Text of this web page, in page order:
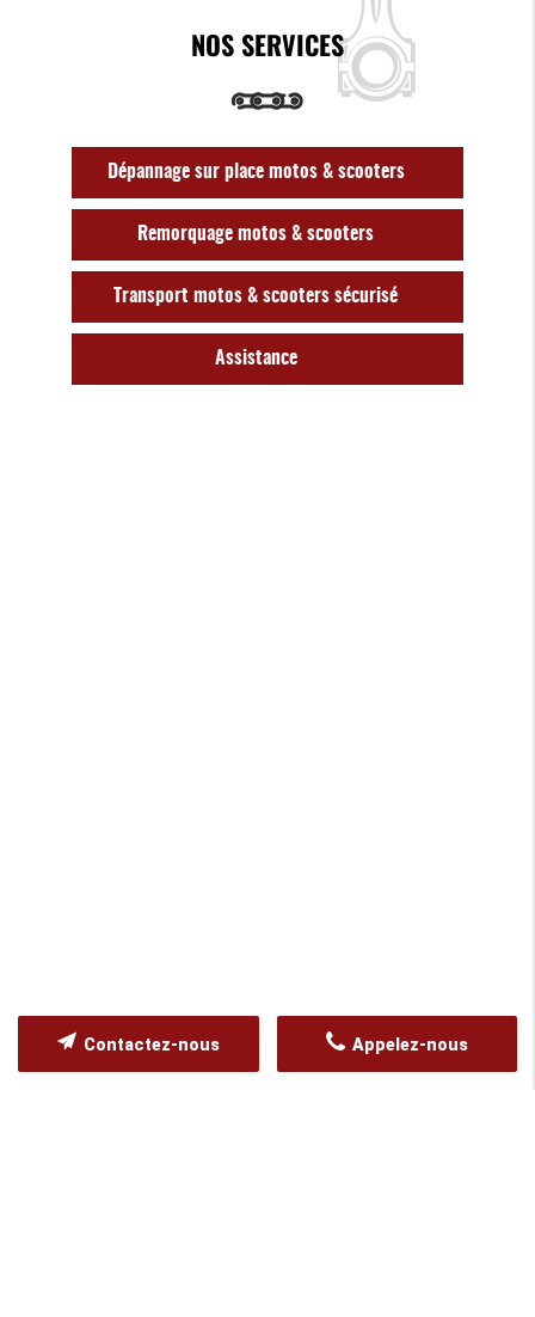
NOS SERVICES
Dépannage sur place motos & scooters
Remorquage motos & scooters
Transport motos & scooters sécurisé
Assistance
Appelez-nous
Contactez-nous